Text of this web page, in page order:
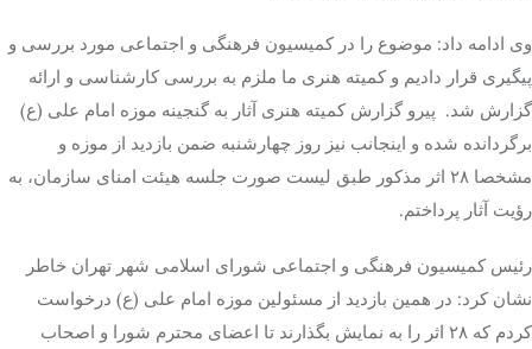
وی ادامه داد: موضوع را در کمیسیون فرهنگی و اجتماعی مورد بررسی و
پیگیری قرار دادیم و کمیته هنری ما ملزم به بررسی کارشناسی و ارائه
گزارش شد. پیرو گزارش کمیته هنری آثار به گنجینه موزه امام علی (ع)
برگردانده شده و اینجانب نیز روز چهارشنبه ضمن بازدید از موزه و
مشخصا ۲۸ اثر مذکور طبق لیست صورت جلسه هیئت امنای سازمان، به
رؤیت آثار پرداختم.
رئیس کمیسیون فرهنگی و اجتماعی شورای اسلامی شهر تهران خاطر
نشان کرد: در همین بازدید از مسئولین موزه امام علی (ع) درخواست
کردم که ۲۸ اثر را به نمایش بگذارند تا اعضای محترم شورا و اصحاب